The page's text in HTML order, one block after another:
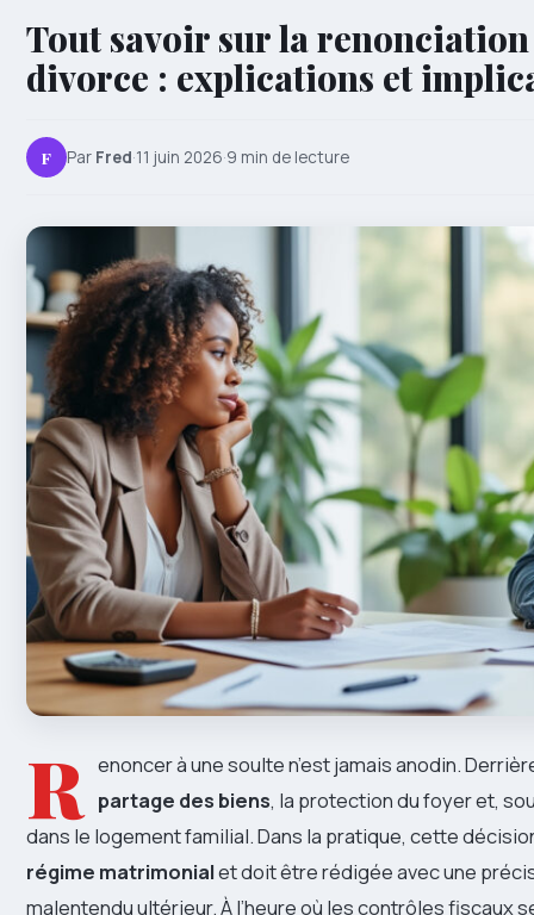
Tout savoir sur la renonciation
divorce : explications et
F Par Fred·11 juin 2026·9 min de lecture
R enoncer à une soulte n’est jamais anodin.
partage des biens, la protection du foyer et,
dans le logement familial. Dans la pratique, cette
régime matrimonialet doit être rédigée avec une
malentendu ultérieur. À l’heure où les contrôles fiscaux